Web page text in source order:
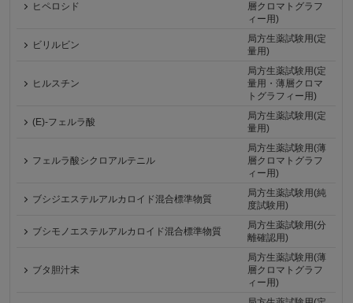
ヒペロシド
層クロマトグラフ
ィー用)
ビリルビン
局方生薬試験用(定
量用)
ヒルスチン
局方生薬試験用(定
量用・薄層クロマ
トグラフィー用)
(E)-フェルラ酸
局方生薬試験用(定
量用)
フェルラ酸シクロアルテニル
局方生薬試験用(薄
層クロマトグラフ
ィー用)
ブシジエステルアルカロイド混合標準物質
局方生薬試験用(純
度試験用)
ブシモノエステルアルカロイド混合標準物質
局方生薬試験用(分
離確認用)
ブタ胆汁末
局方生薬試験用(薄
層クロマトグラフ
ィー用)